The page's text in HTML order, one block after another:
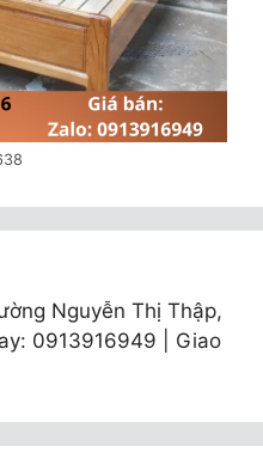
Nguyễn Thị Thập,
0913916949 | Giao